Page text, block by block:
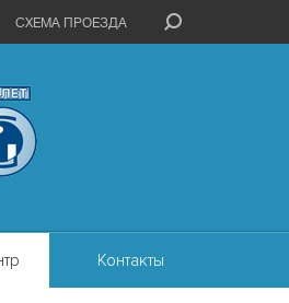
СХЕМА ПРОЕЗДА
Контакты